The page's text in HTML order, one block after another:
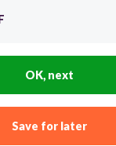
OK, next
Save for later